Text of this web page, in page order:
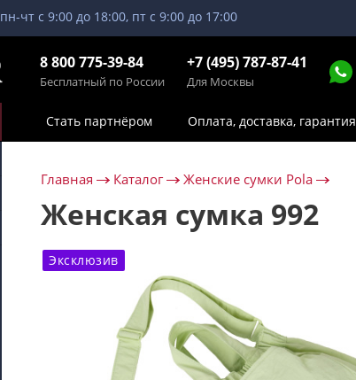
пн-чт с 9:00 до 18:00, пт с 9:00 до 17:00
8 800 775-39-84
Бесплатный по России
+7 (495) 787-87-41
Для Москвы
Стать партнёром Оплата, доставка, гарантия
Главная Каталог Женские сумки Pola
Женская сумка 992
Эксклюзив